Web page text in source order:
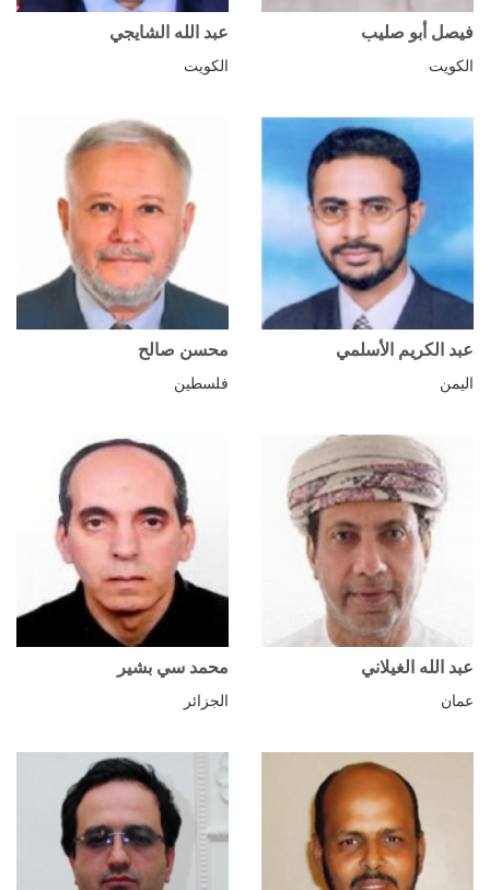
فيصل أبو صليب
الكويت
عبد الله الشايجي
الكويت
عبد الكريم الأسلمي
اليمن
محسن صالح
فلسطين
عبد الله الغيلاني
عمان
محمد سي بشير
الجزائر